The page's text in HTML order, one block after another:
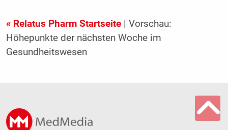
« Relatus Pharm Startseite| Vorschau:
Höhepunkte der nächsten Woche im
Gesundheitswesen